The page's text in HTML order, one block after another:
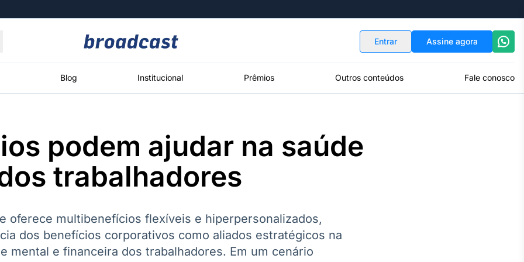
Entrar Assine agora
Blog Institucional Prêmios Outros conteúdos Fale conosco
Político
Os bastidores da
Energia
O setor de
Broadcast
White Label
Plataforma para
Broadcast
Broadcast
Broadcast
Broadcast
podem ajudar na saúde
trabalhadores
oferece multibenefícios flexíveis e hiperpersonalizados,
dos benefícios corporativos como aliados estratégicos na
mental e financeira dos trabalhadores. Em um cenário